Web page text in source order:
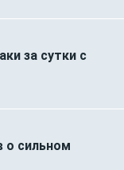
за сутки с
о сильном